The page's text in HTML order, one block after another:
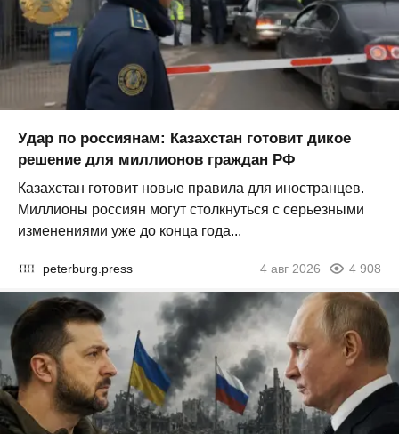
Удар по россиянам: Казахстан готовит дикое
решение для миллионов граждан РФ
Казахстан готовит новые правила для иностранцев.
Миллионы россиян могут столкнуться с серьезными
изменениями уже до конца года...
peterburg.press 4 авг 2026 4 908